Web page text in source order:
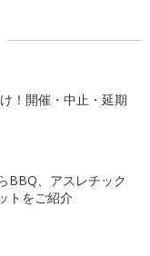
！開催・中止・延期
BBQ、アスレチック
トをご紹介